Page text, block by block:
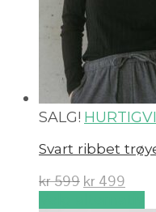
SALG!
Svart ribbet
kr599 kr 499